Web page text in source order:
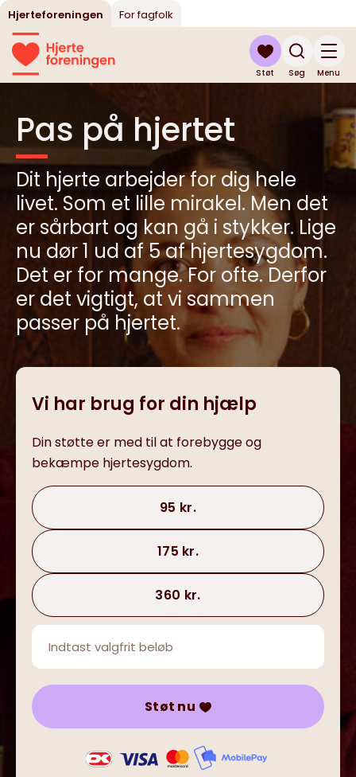
Hjerteforeningen For fagfolk
Søg
Støt Menu
Pas på hjertet
Dit hjerte arbejder for dig hele
livet. Som et lille mirakel. Men det
er sårbart og kan gå i stykker. Lige
nu dør 1 ud af 5 af hjertesygdom.
Det er for mange. For ofte. Derfor
er det vigtigt, at vi sammen
passer på hjertet.
Vi har brug for din hjælp
Din støtte er med til at forebygge og
bekæmpe hjertesygdom.
95 kr.
175 kr.
360 kr.
Støt nu